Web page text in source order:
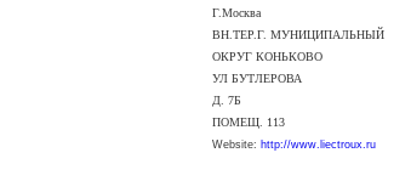
Г.Москва
ВН.ТЕР.Г. МУНИЦИПАЛЬНЫЙ
ОКРУГ КОНЬКОВО
УЛ БУТЛЕРОВА
Д. 7Б
ПОМЕЩ. 113
Website: http://www.liectroux.ru